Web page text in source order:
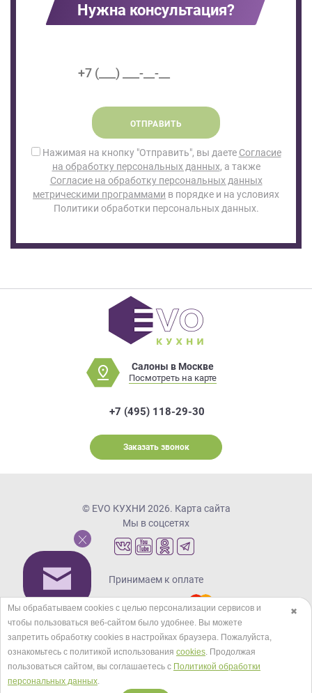
Нужна консультация?
ОТПРАВИТЬ
Нажимая на кнопку "Отправить", вы даете Согласие
на обработку персональных данных, а также
Согласие на обработку персональных данных
метрическими программами в порядке и на условиях
Политики обработки персональных данных.
Салоны в Москве
Посмотреть на карте
+7 (495) 118-29-30
Заказать звонок
© EVO КУХНИ 2026. Карта сайта
Мы в соцсетях
Принимаем к оплате
Кредиты и рассрочка
✖
Мы обрабатываем cookies с целью персонализации сервисов и
чтобы пользоваться веб-сайтом было удобнее. Вы можете
запретить обработку сookies в настройках браузера. Пожалуйста,
ознакомьтесь с политикой использования cookies. Продолжая
пользоваться сайтом, вы соглашаетесь с Политикой обработки
персональных данных.